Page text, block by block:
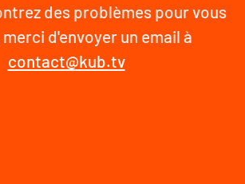
des problèmes pour vous
d'envoyer un email à
contact@kub.tv